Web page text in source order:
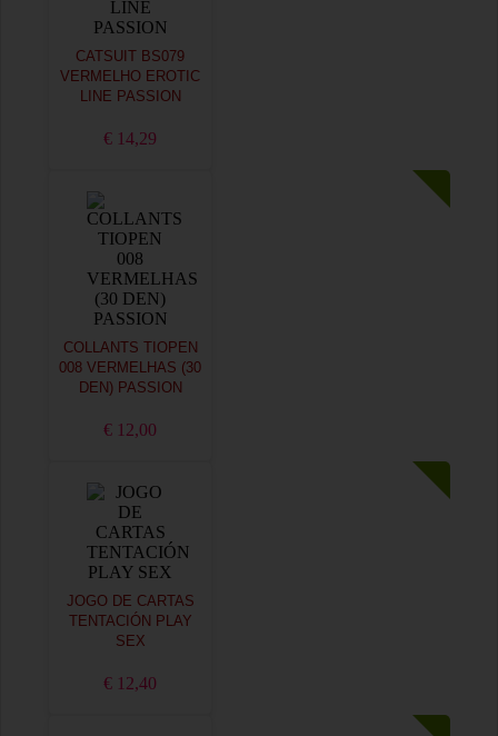
CATSUIT BS079
VERMELHO EROTIC
LINE PASSION
€ 14,29
COLLANTS TIOPEN
008 VERMELHAS (30
DEN) PASSION
€ 12,00
JOGO DE CARTAS
TENTACIÓN PLAY
SEX
€ 12,40